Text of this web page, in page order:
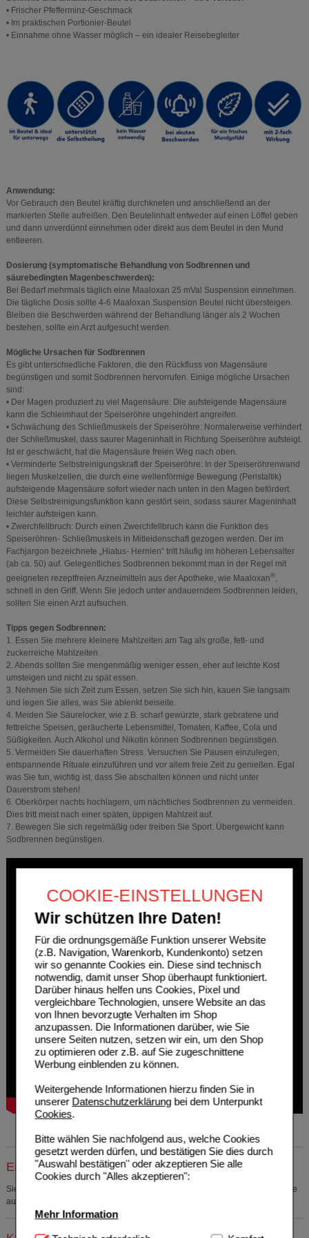
COOKIE-EINSTELLUNGEN
Wir schützen Ihre Daten!
Für die ordnungsgemäße Funktion unserer Website
(z.B. Navigation, Warenkorb, Kundenkonto) setzen
wir so genannte Cookies ein. Diese sind technisch
notwendig, damit unser Shop überhaupt funktioniert.
Darüber hinaus helfen uns Cookies, Pixel und
vergleichbare Technologien, unsere Website an das
von Ihnen bevorzugte Verhalten im Shop
anzupassen. Die Informationen darüber, wie Sie
unsere Seiten nutzen, setzen wir ein, um den Shop
zu optimieren oder z.B. auf Sie zugeschnittene
Werbung einblenden zu können.
Weitergehende Informationen hierzu finden Sie in
unserer Datenschutzerklärungbei dem Unterpunkt
Cookies.
Bitte wählen Sie nachfolgend aus, welche Cookies
gesetzt werden dürfen, und bestätigen Sie dies durch
"Auswahl bestätigen" oder akzeptieren Sie alle
Cookies durch "Alles akzeptieren":
Mehr Information
• Frischer Pfefferminz-Geschmack
• Im praktischen Portionier-Beutel
• Einnahme ohne Wasser möglich – ein idealer Reisebegleiter
Anwendung:
Vor Gebrauch den Beutel kräftig durchkneten und anschließend an der
markierten Stelle aufreißen. Den Beutelinhalt entweder auf einen Löffel geben
und dann unverdünnt einnehmen oder direkt aus dem Beutel in den Mund
entleeren.
Dosierung (symptomatische Behandlung von Sodbrennen und
säurebedingten Magenbeschwerden):
Bei Bedarf mehrmals täglich eine Maaloxan 25 mVal Suspension einnehmen.
Die tägliche Dosis sollte 4-6 Maaloxan Suspension Beutel nicht übersteigen.
Bleiben die Beschwerden während der Behandlung länger als 2 Wochen
bestehen, sollte ein Arzt aufgesucht werden.
Mögliche Ursachen für Sodbrennen
Es gibt unterschiedliche Faktoren, die den Rückfluss von Magensäure
begünstigen und somit Sodbrennen hervorrufen. Einige mögliche Ursachen
sind:
• Der Magen produziert zu viel Magensäure: Die aufsteigende Magensäure
kann die Schleimhaut der Speiseröhre ungehindert angreifen.
• Schwächung des Schließmuskels der Speiseröhre: Normalerweise verhindert
der Schließmuskel, dass saurer Mageninhalt in Richtung Speiseröhre aufsteigt.
Ist er geschwächt, hat die Magensäure freien Weg nach oben.
• Verminderte Selbstreinigungskraft der Speiseröhre: In der Speiseröhrenwand
liegen Muskelzellen, die durch eine wellenförmige Bewegung (Peristaltik)
aufsteigende Magensäure sofort wieder nach unten in den Magen befördert.
Diese Selbstreinigungsfunktion kann gestört sein, sodass saurer Mageninhalt
leichter aufsteigen kann.
• Zwerchfellbruch: Durch einen Zwerchfellbruch kann die Funktion des
Speiseröhren- Schließmuskels in Mitleidenschaft gezogen werden. Der im
Fachjargon bezeichnete „Hiatus- Hernien“ tritt häufig im höheren Lebensalter
(ab ca. 50) auf. Gelegentliches Sodbrennen bekommt man in der Regel mit
geeigneten rezeptfreien Arzneimitteln aus der Apotheke, wie Maaloxan®,
schnell in den Griff. Wenn Sie jedoch unter andauerndem Sodbrennen leiden,
sollten Sie einen Arzt aufsuchen.
Tipps gegen Sodbrennen:
1. Essen Sie mehrere kleinere Mahlzeiten am Tag als große, fett- und
zuckerreiche Mahlzeiten.
2. Abends sollten Sie mengenmäßig weniger essen, eher auf leichte Kost
umsteigen und nicht zu spät essen.
3. Nehmen Sie sich Zeit zum Essen, setzen Sie sich hin, kauen Sie langsam
und legen Sie alles, was Sie ablenkt beiseite.
4. Meiden Sie Säurelocker, wie z.B. scharf gewürzte, stark gebratene und
fettreiche Speisen, geräucherte Lebensmittel, Tomaten, Kaffee, Cola und
Süßigkeiten. Auch Alkohol und Nikotin können Sodbrennen begünstigen.
5. Vermeiden Sie dauerhaften Stress. Versuchen Sie Pausen einzulegen,
entspannende Rituale einzuführen und vor allem freie Zeit zu genießen. Egal
was Sie tun, wichtig ist, dass Sie abschalten können und nicht unter
Dauerstrom stehen!
6. Oberkörper nachts hochlagern, um nächtliches Sodbrennen zu vermeiden.
Dies tritt meist nach einer späten, üppigen Mahlzeit auf.
7. Bewegen Sie sich regelmäßig oder treiben Sie Sport. Übergewicht kann
Sodbrennen begünstigen.
Einkaufsliste auswählen
Sie müssen
um den ausgewählten Artikel in eine Einkaufsliste
aufzunehmen.